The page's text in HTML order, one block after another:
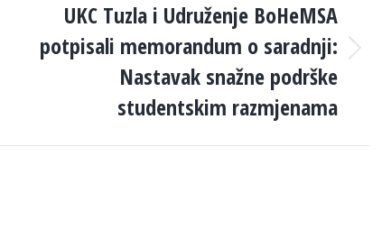
Next
UKC Tuzla i Udruženje BoHeMSA
potpisali memorandum o saradnji:
Nastavak snažne podrške
studentskim razmjenama